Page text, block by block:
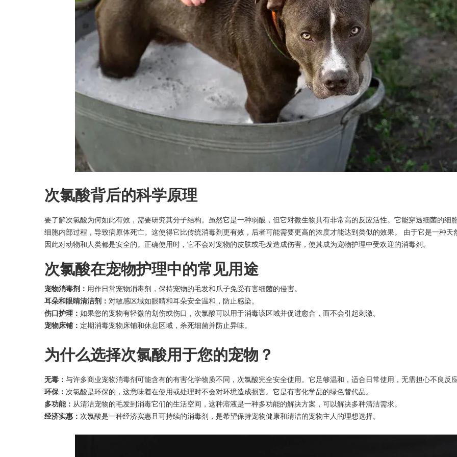
次氯酸背后的科学原理
要了解次氯酸为何如此有效，需要研究其分子结构。虽然它是一种弱酸，但它对微生物具有非常高的反应活性。它能穿透细菌的细
细胞内部过程，导致病原体死亡。这使得它比传统消毒剂更有效，后者可能需要更高的浓度才能达到类似的效果。 由于它是一种天
因此对动物和人类都是安全的。正确使用时，它不会对宠物的皮肤或毛发造成伤害，使其成为宠物护理中受欢迎的消毒剂。
次氯酸在宠物护理中的常见用途
宠物消毒剂： 用作日常宠物消毒剂，保持宠物的毛发和爪子免受有害细菌的侵害。
耳朵和眼睛清洁剂： 对敏感区域如眼睛和耳朵安全温和，防止感染。
伤口护理： 如果您的宠物有轻微的划伤或伤口，次氯酸可以用于消毒该区域并促进愈合，而不会引起刺激。
宠物床铺： 定期消毒宠物床铺和休息区域，杀死细菌并防止异味。
为什么选择次氯酸用于您的宠物？
无毒： 与许多商业宠物消毒剂可能含有的有害化学物质不同，次氯酸完全安全使用。它足够温和，适合日常使用，无需担心不良反应
环保： 次氯酸是环保的，这意味着在使用或处理时不会对环境造成损害。它是有害化学品的绿色替代品。
多功能： 从清洁宠物的毛发到消毒它们的生活空间，这种溶液是一种多功能的解决方案，可以解决多种清洁需求。
经济实惠： 次氯酸是一种经济实惠且可持续的消毒剂，是希望保持宠物健康和清洁的宠物主人的理想选择。